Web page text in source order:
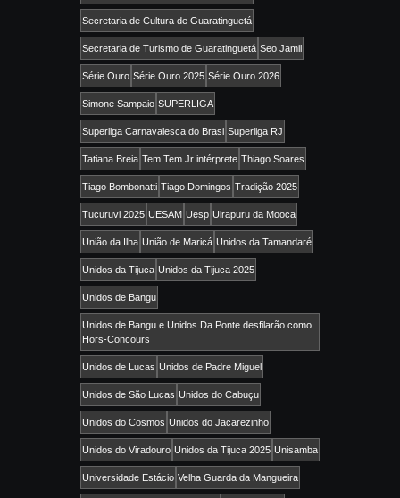
Secretaria de Cultura de Guaratinguetá
Secretaria de Turismo de Guaratinguetá Seo Jamil
Série Ouro Série Ouro 2025 Série Ouro 2026
Simone Sampaio SUPERLIGA
Superliga Carnavalesca do Brasi Superliga RJ
Tatiana Breia Tem Tem Jr intérprete Thiago Soares
Tiago Bombonatti Tiago Domingos Tradição 2025
Tucuruvi 2025 UESAM Uesp Uirapuru da Mooca
União da Ilha União de Maricá Unidos da Tamandaré
Unidos da Tijuca Unidos da Tijuca 2025
Unidos de Bangu
Unidos de Bangu e Unidos Da Ponte desfilarão como
Hors-Concours
Unidos de Lucas Unidos de Padre Miguel
Unidos de São Lucas Unidos do Cabuçu
Unidos do Cosmos Unidos do Jacarezinho
Unidos do Viradouro Unidos da Tijuca 2025 Unisamba
Universidade Estácio Velha Guarda da Mangueira